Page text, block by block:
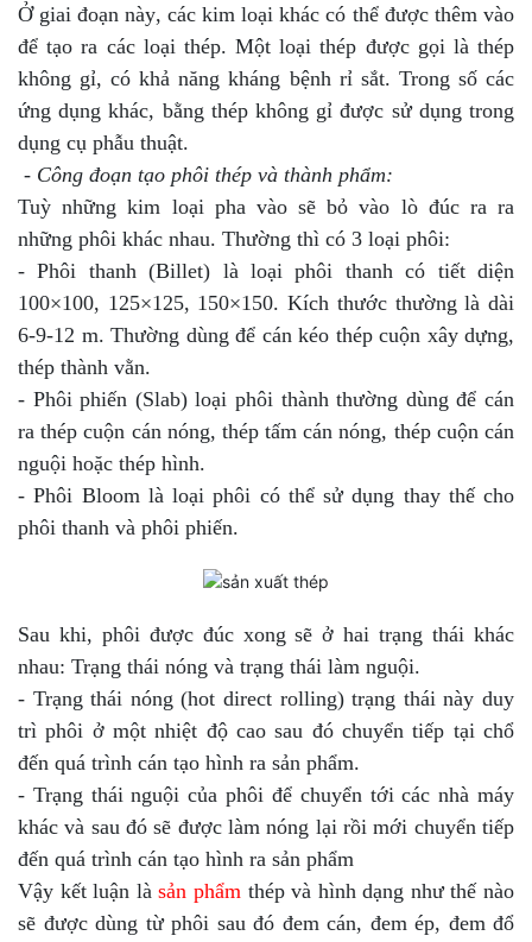
Ở giai đoạn này, các kim loại khác có thể được thêm vào
để tạo ra các loại thép. Một loại thép được gọi là thép
không gỉ, có khả năng kháng bệnh rỉ sắt. Trong số các
ứng dụng khác, bằng thép không gỉ được sử dụng trong
dụng cụ phẫu thuật.
- Công đoạn tạo phôi thép và thành phẩm:
Tuỳ những kim loại pha vào sẽ bỏ vào lò đúc ra ra
những phôi khác nhau. Thường thì có 3 loại phôi:
- Phôi thanh (Billet) là loại phôi thanh có tiết diện
100×100, 125×125, 150×150. Kích thước thường là dài
6-9-12 m. Thường dùng để cán kéo thép cuộn xây dựng,
thép thành vằn.
- Phôi phiến (Slab) loại phôi thành thường dùng để cán
ra thép cuộn cán nóng, thép tấm cán nóng, thép cuộn cán
nguội hoặc thép hình.
- Phôi Bloom là loại phôi có thể sử dụng thay thế cho
phôi thanh và phôi phiến.
Sau khi, phôi được đúc xong sẽ ở hai trạng thái khác
nhau: Trạng thái nóng và trạng thái làm nguội.
- Trạng thái nóng (hot direct rolling) trạng thái này duy
trì phôi ở một nhiệt độ cao sau đó chuyển tiếp tại chổ
đến quá trình cán tạo hình ra sản phẩm.
- Trạng thái nguội của phôi để chuyển tới các nhà máy
khác và sau đó sẽ được làm nóng lại rồi mới chuyển tiếp
đến quá trình cán tạo hình ra sản phẩm
Vậy kết luận làsản phẩmthép và hình dạng như thế nào
sẽ được dùng từ phôi sau đó đem cán, đem ép, đem đổ